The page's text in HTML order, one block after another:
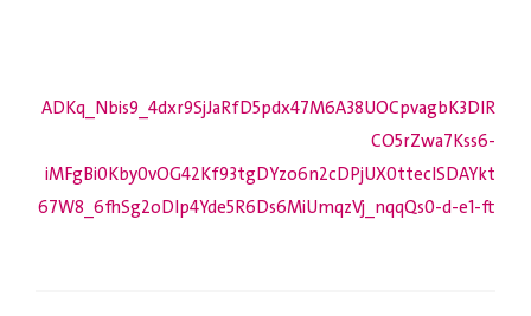
ADKq_Nbis9_4dxr9SjJaRfD5pdx47M6A38UOCpvagbK3DIR
CO5rZwa7Kss6-
iMFgBi0Kby0vOG42Kf93tgDYzo6n2cDPjUX0tteclSDAYkt
67W8_6fhSg2oDlp4Yde5R6Ds6MiUmqzVj_nqqQs0-d-e1-ft